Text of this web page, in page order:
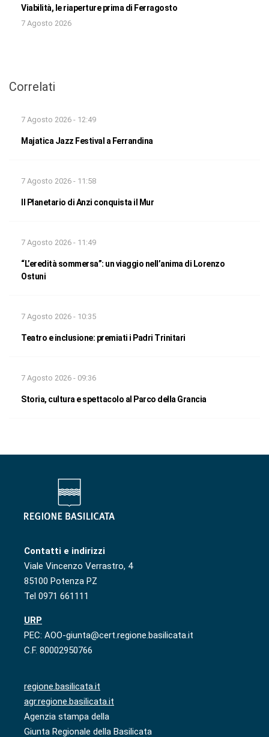
Viabilità, le riaperture prima di Ferragosto
7 Agosto 2026
Correlati
7 Agosto 2026 - 12:49
Majatica Jazz Festival a Ferrandina
7 Agosto 2026 - 11:58
Il Planetario di Anzi conquista il Mur
7 Agosto 2026 - 11:49
“L’eredità sommersa”: un viaggio nell’anima di Lorenzo
Ostuni
7 Agosto 2026 - 10:35
Teatro e inclusione: premiati i Padri Trinitari
7 Agosto 2026 - 09:36
Storia, cultura e spettacolo al Parco della Grancia
Contatti e indirizzi
Viale Vincenzo Verrastro, 4
85100 Potenza PZ
Tel 0971 661111
URP
PEC: AOO-giunta@cert.regione.basilicata.it
C.F. 80002950766
regione.basilicata.it
agr.regione.basilicata.it
Agenzia stampa della
Giunta Regionale della Basilicata